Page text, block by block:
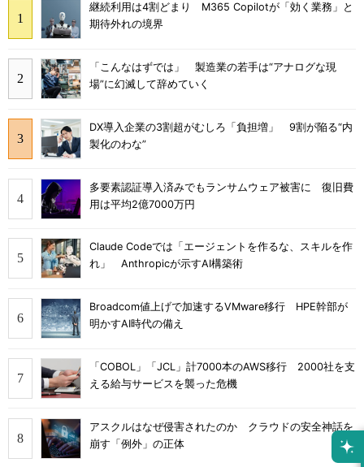
継続利用は4割どまり M365 Copilotが「効く業務」と
期待外れの境界
「こんなはずでは」 製造業の若手は“アナログな現
場”に幻滅して辞めていく
DX導入企業の3割超がむしろ「負担増」 9割が陥る“内
製化のわな”
多要素認証導入済みでもランサムウェア被害に 復旧費
用は平均2億7000万円
Claude Codeでは「エージェントを作るな、スキルを作
れ」 Anthropicが示すAI構築術
Broadcom値上げで加速するVMware移行 HPE幹部が
明かすAI時代の備え
「COBOL」「JCL」計7000本のAWS移行 2000社を支
える給与サービスを襲った危機
アスクルはなぜ侵害されたのか クラウドの安全神話を
崩す「例外」の正体